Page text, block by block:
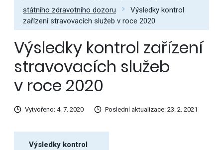
státního zdravotního dozoru
Výsledky kontrol
zařízení stravovacích služeb v roce 2020
Výsledky kontrol zařízení
stravovacích služeb
v roce 2020
Vytvořeno: 4. 7. 2020 Poslední aktualizace: 23. 2. 2021
Výsledky kontrol